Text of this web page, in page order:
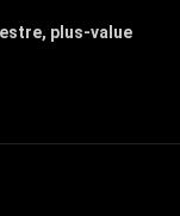
plus-value